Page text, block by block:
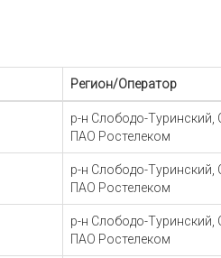
Регион/Оператор
р-н Слободо-Туринский,
ПАО Ростелеком
р-н Слободо-Туринский,
ПАО Ростелеком
р-н Слободо-Туринский,
ПАО Ростелеком